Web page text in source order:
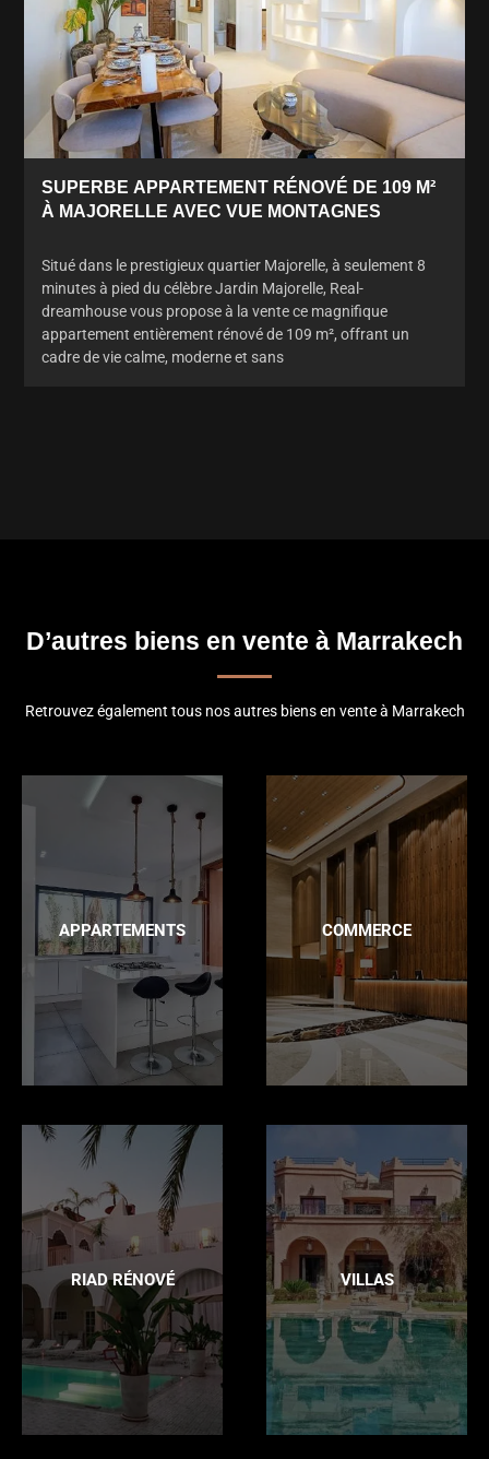
SUPERBE APPARTEMENT RÉNOVÉ DE 109 M²
À MAJORELLE AVEC VUE MONTAGNES
Situé dans le prestigieux quartier Majorelle, à seulement 8
minutes à pied du célèbre Jardin Majorelle, Real-
dreamhouse vous propose à la vente ce magnifique
appartement entièrement rénové de 109 m², offrant un
cadre de vie calme, moderne et sans
D’autres biens en vente à Marrakech
Retrouvez également tous nos autres biens en vente à Marrakech
APPARTEMENTS COMMERCE
RIAD RÉNOVÉ VILLAS